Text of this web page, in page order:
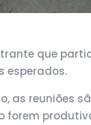
que
esperados.
as reuniões
forem